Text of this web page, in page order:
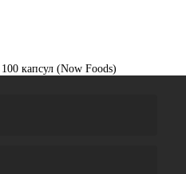
капсул (Now Foods)